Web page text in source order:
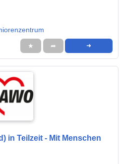
★ ➦ ➜
in Teilzeit - Mit Menschen